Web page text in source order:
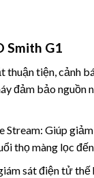
Smith G1
thuận tiện, cảnh
đảm bảo nguồn
Stream: Giúp
thọ màng lọc đến
sát điện tử